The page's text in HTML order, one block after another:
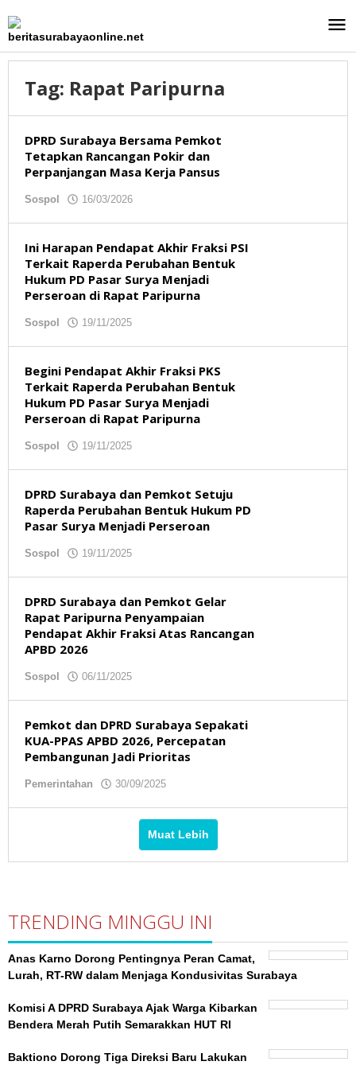
ke
konten
Tag: Rapat Paripurna
DPRD Surabaya Bersama Pemkot
Tetapkan Rancangan Pokir dan
Perpanjangan Masa Kerja Pansus
Sospol 16/03/2026
Ini Harapan Pendapat Akhir Fraksi PSI
Terkait Raperda Perubahan Bentuk
Hukum PD Pasar Surya Menjadi
Perseroan di Rapat Paripurna
Sospol 19/11/2025
Begini Pendapat Akhir Fraksi PKS
Terkait Raperda Perubahan Bentuk
Hukum PD Pasar Surya Menjadi
Perseroan di Rapat Paripurna
Sospol 19/11/2025
DPRD Surabaya dan Pemkot Setuju
Raperda Perubahan Bentuk Hukum PD
Pasar Surya Menjadi Perseroan
Sospol 19/11/2025
DPRD Surabaya dan Pemkot Gelar
Rapat Paripurna Penyampaian
Pendapat Akhir Fraksi Atas Rancangan
APBD 2026
Sospol 06/11/2025
Pemkot dan DPRD Surabaya Sepakati
KUA-PPAS APBD 2026, Percepatan
Pembangunan Jadi Prioritas
Pemerintahan 30/09/2025
Muat Lebih
TRENDING MINGGU INI
Anas Karno Dorong Pentingnya Peran Camat,
Lurah, RT-RW dalam Menjaga Kondusivitas Surabaya
Komisi A DPRD Surabaya Ajak Warga Kibarkan
Bendera Merah Putih Semarakkan HUT RI
Baktiono Dorong Tiga Direksi Baru Lakukan